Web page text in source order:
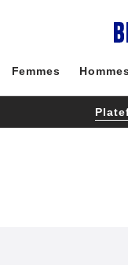
Femmes